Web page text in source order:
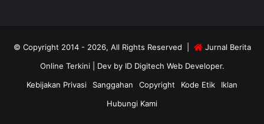
© Copyright 2014 - 2026, All Rights Reserved |
Jurnal Berita
Online Terkini| Dev by ID Digitech Web Developer.
Kebijakan Privasi
Sanggahan Copyright Kode Etik
Iklan
Hubungi Kami